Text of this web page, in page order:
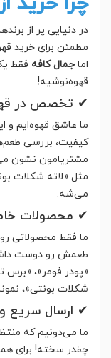
در دنیایی پر از
مطمئن برای خرید
اما جمال کافه فقط
قهوه‌نوشیه!
✔ تخصص در
ما عاشق قهوه‌ایم و
کیفیت، بررسی
مشتریامون نشون
مثل «لاته شکلات
می‌شه.
✔ محصولات
ما فقط محصولاتی
طعمش رو دوست
«پودر فومر»، «برس
شکلات بونتی»،
✔ ارسال سریع
ما می‌دونیم که
چقدر سخته! برای